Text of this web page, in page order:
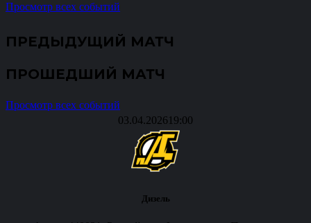
Просмотр всех событий
ПРЕДЫДУЩИЙ МАТЧ
ПРОШЕДШИЙ МАТЧ
Просмотр всех событий
03.04.2026 19:00
Дизель